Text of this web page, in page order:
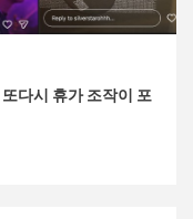
다시 휴가 조작이 포